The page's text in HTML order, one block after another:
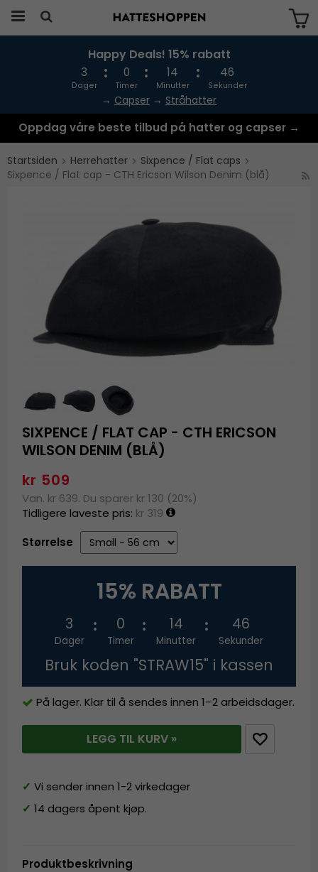
Produktet har blitt lagt til i handlekurven
Happy Deals! 15% rabatt
3
Dager
0
Timer
14
Minutter
46
Sekunder
→ Capser → Stråhatter
Oppdag våre beste tilbud på hatter og capser →
Startsiden Herrehatter
Sixpence / Flat caps
Sixpence / Flat cap - CTH Ericson Wilson Denim (blå)
SIXPENCE / FLAT CAP - CTH ERICSON
WILSON DENIM (BLÅ)
kr 509
Van. kr 639. Du sparer kr 130 (20%)
Tidligere laveste pris: kr 319
Størrelse
15% RABATT
3
Dager
0
Timer
14
Minutter
46
Sekunder
Bruk koden "STRAW15" i kassen
På lager. Klar til å sendes innen 1–2 arbeidsdager.
LEGG TIL KURV »
✓ Vi sender innen 1-2 virkedager
✓ 14 dagers åpent kjøp.
Produktbeskrivning